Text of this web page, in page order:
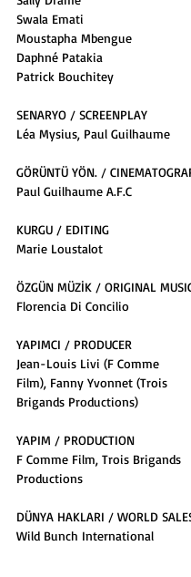
Swala Emati
Moustapha Mbengue
Daphné Patakia
Patrick Bouchitey
SENARYO / SCREENPLAY
Léa Mysius, Paul Guilhaume
GÖRÜNTÜ YÖN. /
Paul Guilhaume A.F.C
KURGU / EDITING
Marie Loustalot
ÖZGÜN MÜZİK / ORIGINAL
Florencia Di Concilio
YAPIMCI / PRODUCER
Jean-Louis Livi (F Comme
Film), Fanny Yvonnet (Trois
Brigands Productions)
YAPIM / PRODUCTION
F Comme Film, Trois Brigands
Productions
DÜNYA HAKLARI / WORLD
Wild Bunch International